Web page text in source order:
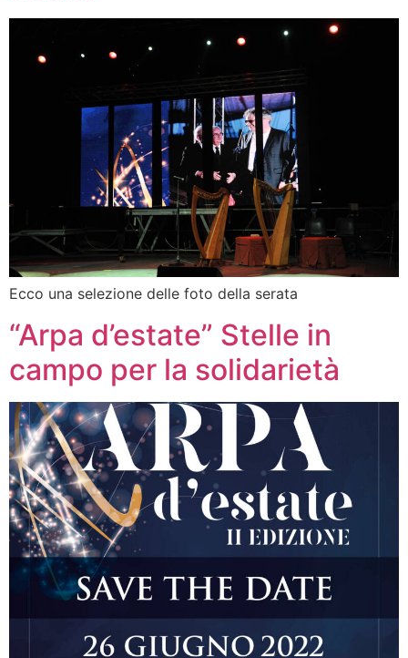
Ecco una selezione delle foto della serata
“Arpa d’estate” Stelle in
campo per la solidarietà